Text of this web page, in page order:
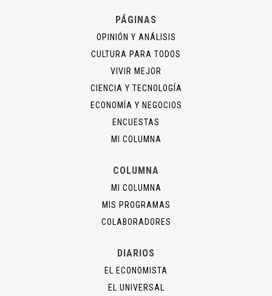
PÁGINAS
OPINIÓN Y ANÁLISIS
CULTURA PARA TODOS
VIVIR MEJOR
CIENCIA Y TECNOLOGÍA
ECONOMÍA Y NEGOCIOS
ENCUESTAS
MI COLUMNA
COLUMNA
MI COLUMNA
MIS PROGRAMAS
COLABORADORES
DIARIOS
EL ECONOMISTA
EL UNIVERSAL